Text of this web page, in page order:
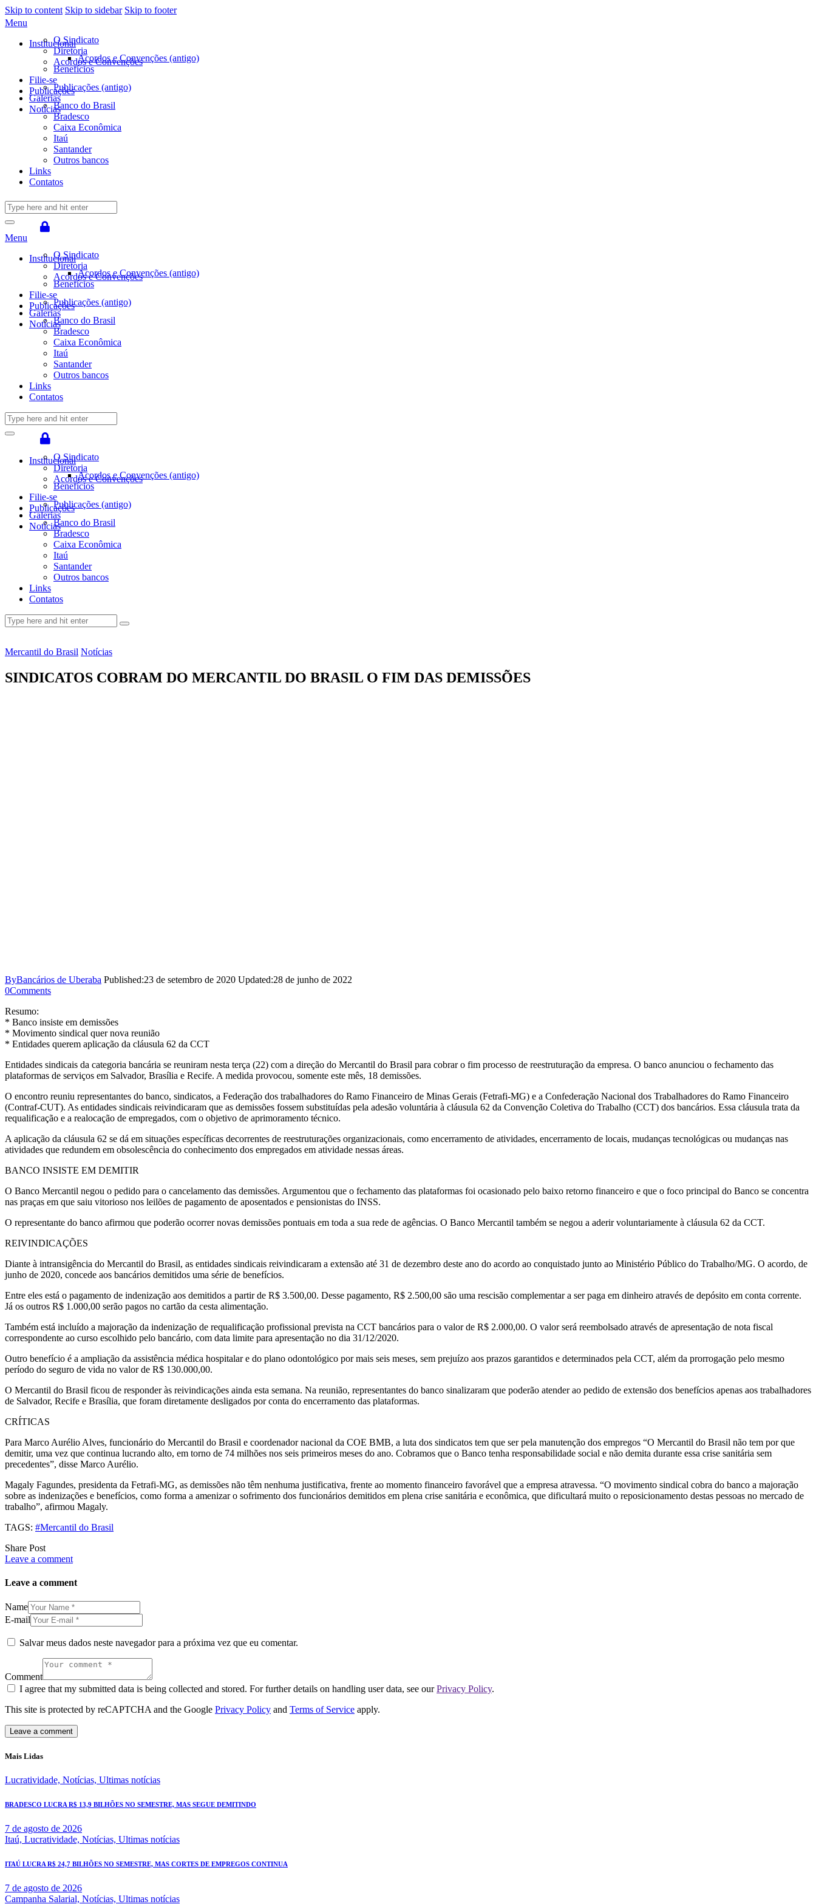
Skip to content Skip to sidebar Skip to footer
Menu
InstitucionalO Sindicato
Diretoria
Acordos e Convenções
Acordos e Convenções (antigo)
Benefícios
Filie-se
PublicaçõesPublicações (antigo)
Galerias
NotíciasBanco do Brasil
Bradesco
Caixa Econômica
Itaú
Santander
Outros bancos
Links
Contatos
Menu
InstitucionalO Sindicato
Diretoria
Acordos e Convenções
Acordos e Convenções (antigo)
Benefícios
Filie-se
PublicaçõesPublicações (antigo)
Galerias
NotíciasBanco do Brasil
Bradesco
Caixa Econômica
Itaú
Santander
Outros bancos
Links
Contatos
InstitucionalO Sindicato
Diretoria
Acordos e Convenções
Acordos e Convenções (antigo)
Benefícios
Filie-se
PublicaçõesPublicações (antigo)
Galerias
NotíciasBanco do Brasil
Bradesco
Caixa Econômica
Itaú
Santander
Outros bancos
Links
Contatos
Mercantil do Brasil Notícias
SINDICATOS COBRAM DO MERCANTIL DO BRASIL O FIM DAS DEMISSÕES
ByBancários de Uberaba Published:23 de setembro de 2020 Updated:28 de junho de 2022
0Comments
Resumo:
* Banco insiste em demissões
* Movimento sindical quer nova reunião
* Entidades querem aplicação da cláusula 62 da CCT
Entidades sindicais da categoria bancária se reuniram nesta terça (22) com a direção do Mercantil do Brasil para cobrar o fim processo de reestruturação da empresa. O banco anunciou o fechamento das
plataformas de serviços em Salvador, Brasília e Recife. A medida provocou, somente este mês, 18 demissões.
O encontro reuniu representantes do banco, sindicatos, a Federação dos trabalhadores do Ramo Financeiro de Minas Gerais (Fetrafi-MG) e a Confederação Nacional dos Trabalhadores do Ramo Financeiro
(Contraf-CUT). As entidades sindicais reivindicaram que as demissões fossem substituídas pela adesão voluntária à cláusula 62 da Convenção Coletiva do Trabalho (CCT) dos bancários. Essa cláusula trata da
requalificação e a realocação de empregados, com o objetivo de aprimoramento técnico.
A aplicação da cláusula 62 se dá em situações específicas decorrentes de reestruturações organizacionais, como encerramento de atividades, encerramento de locais, mudanças tecnológicas ou mudanças nas
atividades que redundem em obsolescência do conhecimento dos empregados em atividade nessas áreas.
BANCO INSISTE EM DEMITIR
O Banco Mercantil negou o pedido para o cancelamento das demissões. Argumentou que o fechamento das plataformas foi ocasionado pelo baixo retorno financeiro e que o foco principal do Banco se concentra
nas praças em que saiu vitorioso nos leilões de pagamento de aposentados e pensionistas do INSS.
O representante do banco afirmou que poderão ocorrer novas demissões pontuais em toda a sua rede de agências. O Banco Mercantil também se negou a aderir voluntariamente à cláusula 62 da CCT.
REIVINDICAÇÕES
Diante à intransigência do Mercantil do Brasil, as entidades sindicais reivindicaram a extensão até 31 de dezembro deste ano do acordo ao conquistado junto ao Ministério Público do Trabalho/MG. O acordo, de
junho de 2020, concede aos bancários demitidos uma série de benefícios.
Entre eles está o pagamento de indenização aos demitidos a partir de R$ 3.500,00. Desse pagamento, R$ 2.500,00 são uma rescisão complementar a ser paga em dinheiro através de depósito em conta corrente.
Já os outros R$ 1.000,00 serão pagos no cartão da cesta alimentação.
Também está incluído a majoração da indenização de requalificação profissional prevista na CCT bancários para o valor de R$ 2.000,00. O valor será reembolsado através de apresentação de nota fiscal
correspondente ao curso escolhido pelo bancário, com data limite para apresentação no dia 31/12/2020.
Outro benefício é a ampliação da assistência médica hospitalar e do plano odontológico por mais seis meses, sem prejuízo aos prazos garantidos e determinados pela CCT, além da prorrogação pelo mesmo
período do seguro de vida no valor de R$ 130.000,00.
O Mercantil do Brasil ficou de responder às reivindicações ainda esta semana. Na reunião, representantes do banco sinalizaram que poderão atender ao pedido de extensão dos benefícios apenas aos trabalhadores
de Salvador, Recife e Brasília, que foram diretamente desligados por conta do encerramento das plataformas.
CRÍTICAS
Para Marco Aurélio Alves, funcionário do Mercantil do Brasil e coordenador nacional da COE BMB, a luta dos sindicatos tem que ser pela manutenção dos empregos “O Mercantil do Brasil não tem por que
demitir, uma vez que continua lucrando alto, em torno de 74 milhões nos seis primeiros meses do ano. Cobramos que o Banco tenha responsabilidade social e não demita durante essa crise sanitária sem
precedentes”, disse Marco Aurélio.
Magaly Fagundes, presidenta da Fetrafi-MG, as demissões não têm nenhuma justificativa, frente ao momento financeiro favorável que a empresa atravessa. “O movimento sindical cobra do banco a majoração
sobre as indenizações e benefícios, como forma a amenizar o sofrimento dos funcionários demitidos em plena crise sanitária e econômica, que dificultará muito o reposicionamento destas pessoas no mercado de
trabalho”, afirmou Magaly.
TAGS: #Mercantil do Brasil
Share Post
Leave a comment
Leave a comment
Name
E-mail
Salvar meus dados neste navegador para a próxima vez que eu comentar.
Comment
I agree that my submitted data is being collected and stored. For further details on handling user data, see ourPrivacy Policy.
This site is protected by reCAPTCHA and the Google Privacy Policy and Terms of Service apply.
Mais Lidas
Lucratividade, Notícias, Ultimas notícias
BRADESCO LUCRA R$ 13,9 BILHÕES NO SEMESTRE, MAS SEGUE DEMITINDO
7 de agosto de 2026
Itaú, Lucratividade, Notícias, Ultimas notícias
ITAÚ LUCRA R$ 24,7 BILHÕES NO SEMESTRE, MAS CORTES DE EMPREGOS CONTINUA
7 de agosto de 2026
Campanha Salarial, Notícias, Ultimas notícias